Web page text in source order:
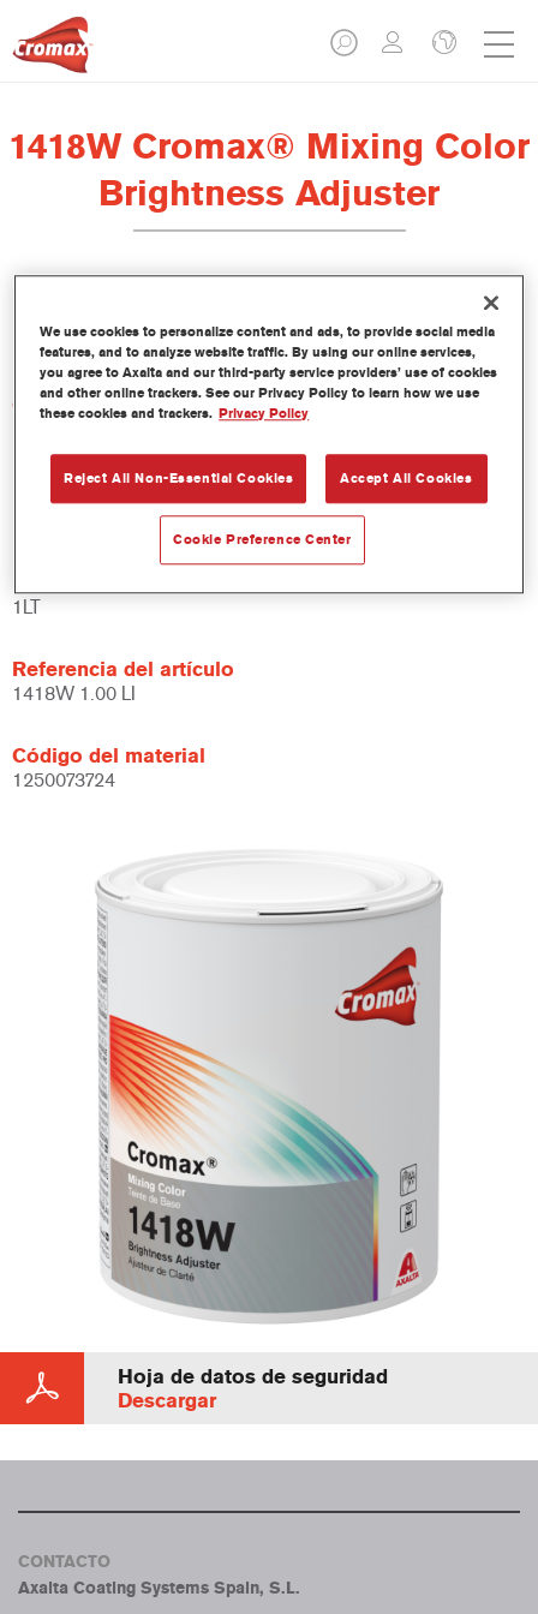
1418W Cromax® Mixing Color
Brightness Adjuster
Este tinte concentrado base agua forma parte del sistema base
bicapa al agua Cromax.
Características del producto
Extraordinario rendimiento del color.
Fácil aplicación en un proceso húmedo sobre húmedo.
Base de datos con más de 30.000 fórmulas de colores
lisos, metalizados y perlados, en constante actualización.
1LT
Referencia del artículo
1418W 1.00 LI
Código del material
1250073724
Hoja de datos de seguridad
Descargar
CONTACTO
Axalta Coating Systems Spain, S.L.
We use cookies to personalize content and ads, to provide social media
features, and to analyze website traffic. By using our online services,
you agree to Axalta and our third-party service providers’ use of cookies
and other online trackers. See our Privacy Policy to learn how we use
these cookies and trackers. Privacy Policy
Reject All Non-Essential Cookies Accept All Cookies
Cookie Preference Center